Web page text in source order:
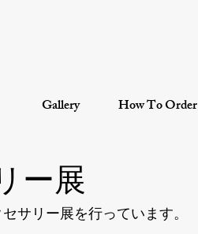
Gallery How To Order
ー展
サリー展を行っています。